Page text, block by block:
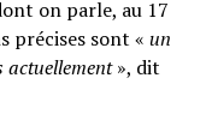
on parle, au 17
précises sont « un
actuellement», dit